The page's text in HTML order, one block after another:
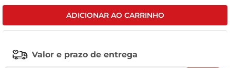
ADICIONAR AO CARRINHO
Valor e prazo de entrega
tv